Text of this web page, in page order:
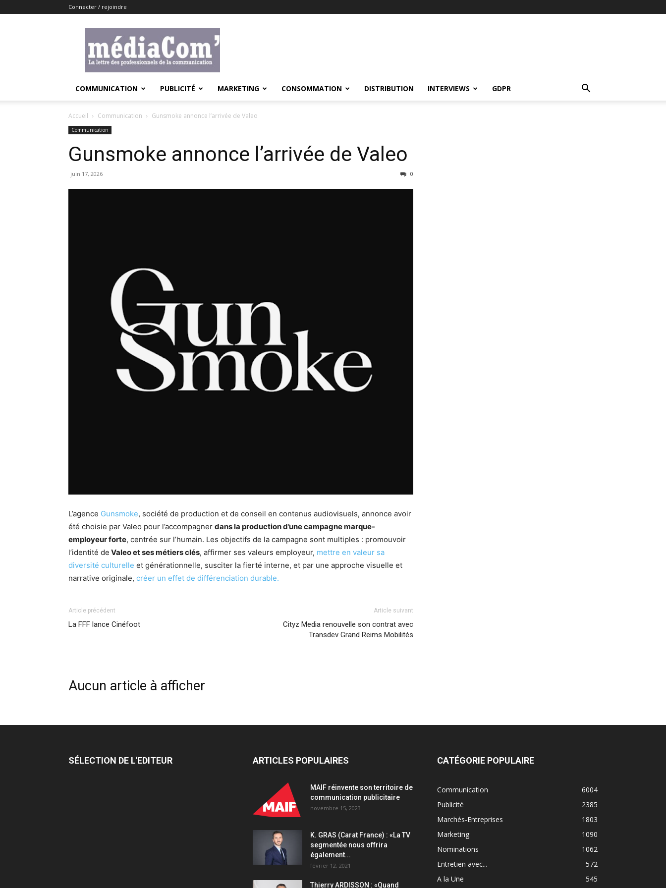
Connecter / rejoindre
COMMUNICATION PUBLICITÉ MARKETING CONSOMMATION DISTRIBUTION INTERVIEWS GDPR
Accueil Communication Gunsmoke annonce l’arrivée de Valeo
Communication
Gunsmoke annonce l’arrivée de Valeo
juin 17, 2026 0
L’agence Gunsmoke, société de production et de conseil en contenus audiovisuels, annonce avoir
été choisie par Valeo pour l’accompagner dans la production d’une campagne marque-
employeur forte, centrée sur l’humain. Les objectifs de la campagne sont multiples : promouvoir
l’identité de Valeo et ses métiers clés, affirmer ses valeurs employeur, mettre en valeur sa
diversité culturelle et générationnelle, susciter la fierté interne, et par une approche visuelle et
narrative originale, créer un effet de différenciation durable.
Article précédent
La FFF lance Cinéfoot
Article suivant
Cityz Media renouvelle son contrat avec
Transdev Grand Reims Mobilités
Aucun article à afficher
SÉLECTION DE L'EDITEUR ARTICLES POPULAIRES
MAIF réinvente son territoire de
communication publicitaire
novembre 15, 2023
K. GRAS (Carat France) : «La TV
segmentée nous offrira
également...
février 12, 2021
Thierry ARDISSON : «Quand
CATÉGORIE POPULAIRE
Communication
6004
Publicité
2385
Marchés-Entreprises
1803
Marketing
1090
Nominations
1062
Entretien avec...
572
A la Une
545